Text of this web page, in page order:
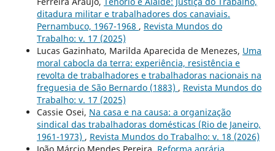
ditadura militar e trabalhadores dos canaviais.
Pernambuco, 1967-1968 , Revista Mundos do
Trabalho: v. 17 (2025)
Lucas Gazinhato, Marilda Aparecida de Menezes, Uma
moral cabocla da terra: experiência, resistência e
revolta de trabalhadores e trabalhadoras nacionais na
freguesia de São Bernardo (1883) , Revista Mundos do
Trabalho: v. 17 (2025)
Cassie Osei, Na casa e na causa: a organização
sindical das trabalhadoras domésticas (Rio de Janeiro,
1961-1973) , Revista Mundos do Trabalho: v. 18 (2026)